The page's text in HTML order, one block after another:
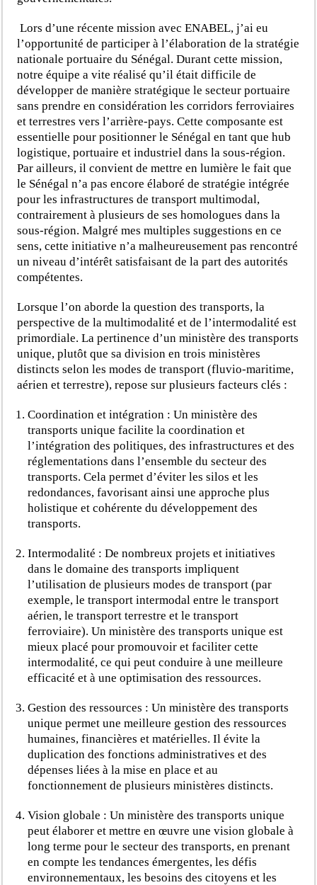
Lors d’une récente mission avec ENABEL, j’ai eu
l’opportunité de participer à l’élaboration de la stratégie
nationale portuaire du Sénégal. Durant cette mission,
notre équipe a vite réalisé qu’il était difficile de
développer de manière stratégique le secteur portuaire
sans prendre en considération les corridors ferroviaires
et terrestres vers l’arrière-pays. Cette composante est
essentielle pour positionner le Sénégal en tant que hub
logistique, portuaire et industriel dans la sous-région.
Par ailleurs, il convient de mettre en lumière le fait que
le Sénégal n’a pas encore élaboré de stratégie intégrée
pour les infrastructures de transport multimodal,
contrairement à plusieurs de ses homologues dans la
sous-région. Malgré mes multiples suggestions en ce
sens, cette initiative n’a malheureusement pas rencontré
un niveau d’intérêt satisfaisant de la part des autorités
compétentes.
Lorsque l’on aborde la question des transports, la
perspective de la multimodalité et de l’intermodalité est
primordiale. La pertinence d’un ministère des transports
unique, plutôt que sa division en trois ministères
distincts selon les modes de transport (fluvio-maritime,
aérien et terrestre), repose sur plusieurs facteurs clés :
Coordination et intégration : Un ministère des
transports unique facilite la coordination et
l’intégration des politiques, des infrastructures et des
réglementations dans l’ensemble du secteur des
transports. Cela permet d’éviter les silos et les
redondances, favorisant ainsi une approche plus
holistique et cohérente du développement des
transports.
Intermodalité : De nombreux projets et initiatives
dans le domaine des transports impliquent
l’utilisation de plusieurs modes de transport (par
exemple, le transport intermodal entre le transport
aérien, le transport terrestre et le transport
ferroviaire). Un ministère des transports unique est
mieux placé pour promouvoir et faciliter cette
intermodalité, ce qui peut conduire à une meilleure
efficacité et à une optimisation des ressources.
Gestion des ressources : Un ministère des transports
unique permet une meilleure gestion des ressources
humaines, financières et matérielles. Il évite la
duplication des fonctions administratives et des
dépenses liées à la mise en place et au
fonctionnement de plusieurs ministères distincts.
Vision globale : Un ministère des transports unique
peut élaborer et mettre en œuvre une vision globale à
long terme pour le secteur des transports, en prenant
en compte les tendances émergentes, les défis
environnementaux, les besoins des citoyens et les